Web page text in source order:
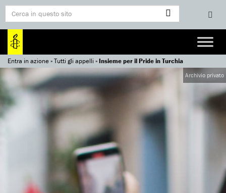
Entra in azione»Tutti gli appelli »Insieme per il Pride in Turchia
Archivio privato